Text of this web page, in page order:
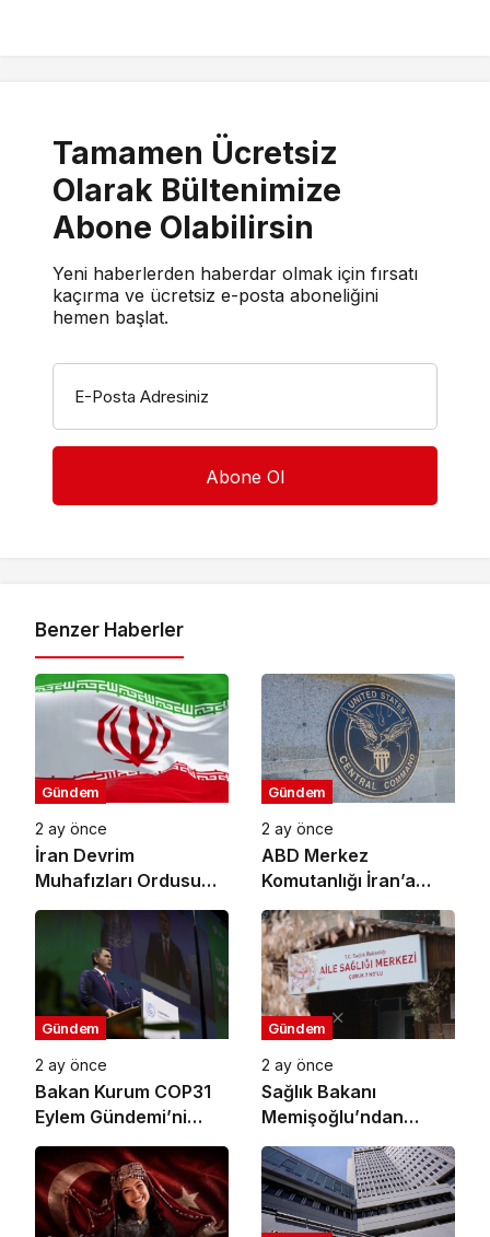
Tamamen Ücretsiz
Olarak Bültenimize
Abone Olabilirsin
Yeni haberlerden haberdar olmak için fırsatı
kaçırma ve ücretsiz e-posta aboneliğini
hemen başlat.
E-Posta Adresiniz
Benzer Haberler
Gündem
2 ay önce
İran Devrim
Muhafızları Ordusu
ABD’nin Ürdün’deki
Askeri Üssünü Vurdu
Gündem
2 ay önce
ABD Merkez
Komutanlığı İran’a
Yönelik Savunma
Amaçlı Saldırıların
Tamamlandığını
Duyurdu
Gündem
2 ay önce
Bakan Kurum COP31
Eylem Gündemi’ni
Açıkladı: Küresel İklim
Eylemi İçin 10 Öncelikli
Alan Ve 6 Hedef
Belirlendi
Gündem
2 ay önce
Sağlık Bakanı
Memişoğlu’ndan
Koruyucu Sağlık
Hizmetleri Açıklaması:
2026 Yılının İlk 4
Ayında Sağlıklı Hayat